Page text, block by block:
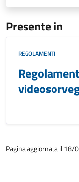
Presente in
REGOLAMENTI
Pagina aggiornata il